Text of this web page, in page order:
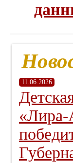
11.06.2026